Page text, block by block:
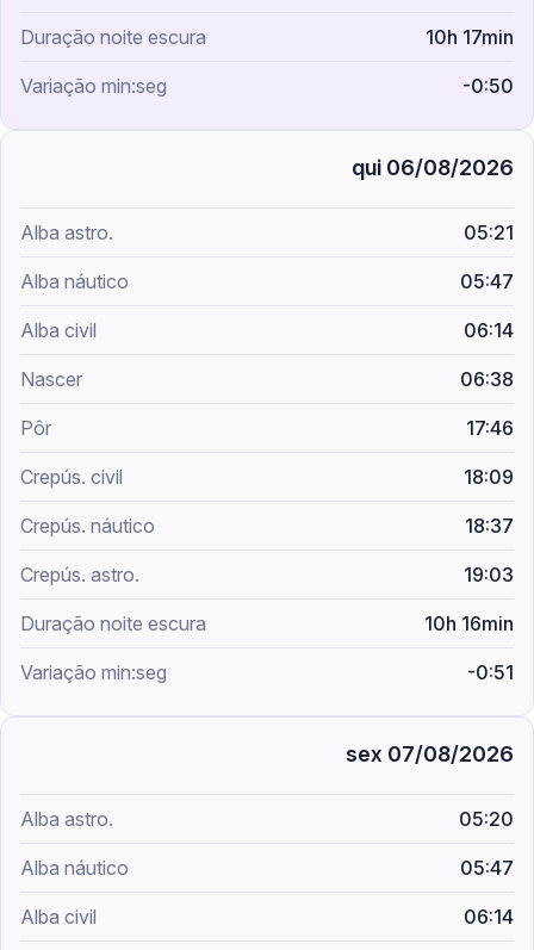
10h 17min
-0:50
qui 06/08/2026
05:21
05:47
06:14
06:38
17:46
18:09
18:37
19:03
10h 16min
-0:51
sex 07/08/2026
05:20
05:47
06:14